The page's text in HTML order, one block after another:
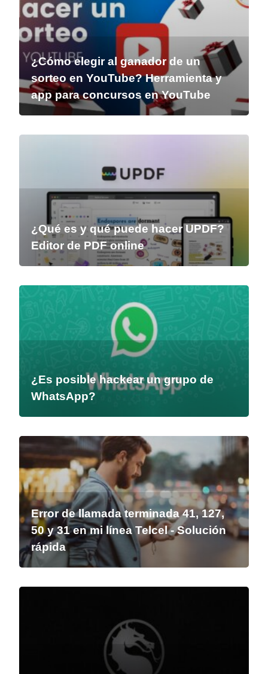
¿Cómo elegir al ganador de un
sorteo en YouTube? Herramienta y
app para concursos en YouTube
¿Qué es y qué puede hacer UPDF?
Editor de PDF online
¿Es posible hackear un grupo de
WhatsApp?
Error de llamada terminada 41, 127,
50 y 31 en mi línea Telcel - Solución
rápida